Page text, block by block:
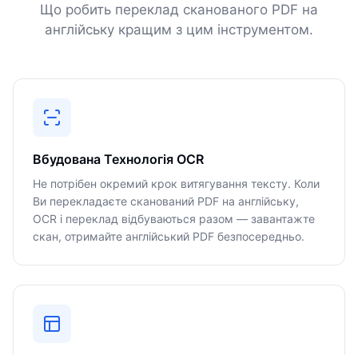
Що робить переклад сканованого PDF на
англійську кращим з цим інструментом.
Вбудована Технологія OCR
Не потрібен окремий крок витягування тексту. Коли
Ви перекладаєте сканований PDF на англійську,
OCR і переклад відбуваються разом — завантажте
скан, отримайте англійський PDF безпосередньо.